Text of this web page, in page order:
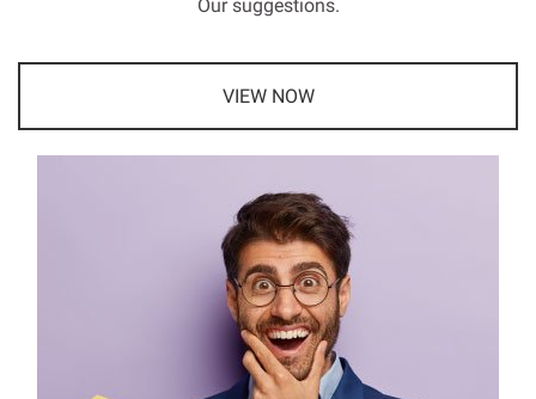
Our suggestions.
VIEW NOW